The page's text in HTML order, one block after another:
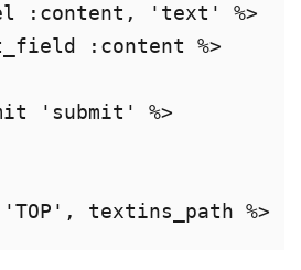
:content, 'text' %>
:content %>
'submit' %>
textins_path %>